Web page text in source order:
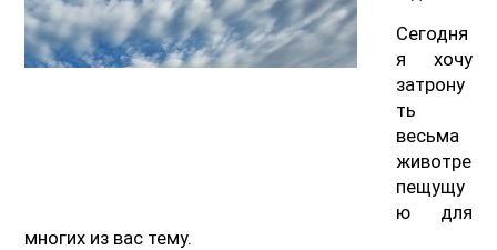
Сегодня
я хочу
затрону
ть
весьма
животре
пещущу
ю для
многих из вас тему.